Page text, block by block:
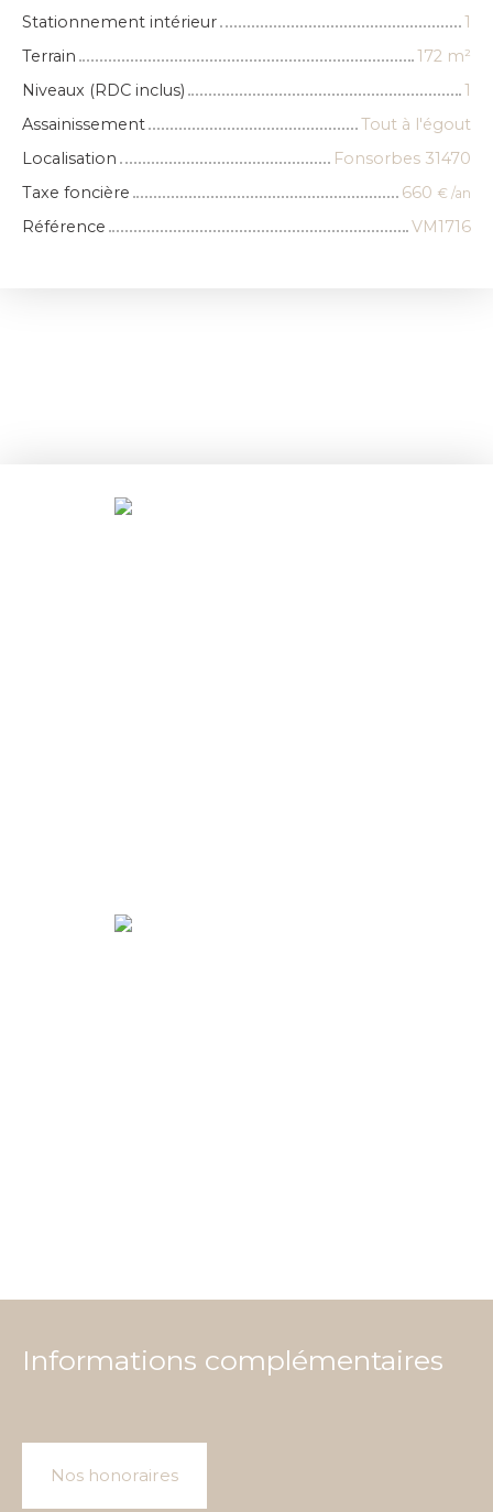
Stationnement intérieur
1
Terrain
172 m²
Niveaux (RDC inclus)
1
Assainissement
Tout à l'égout
Localisation
Fonsorbes 31470
Taxe foncière
660 € /an
Référence VM1716
Informations complémentaires
Nos honoraires